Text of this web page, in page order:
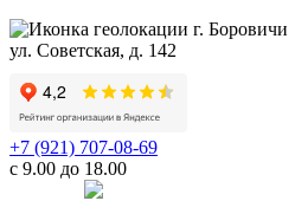
г. Боровичи
ул. Советская, д. 142
+7 (921) 707-08-69
с 9.00 до 18.00